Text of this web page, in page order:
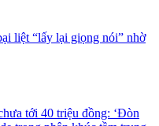
liệt “lấy lại giọng nói” nhờ
tới 40 triệu đồng: ‘Đòn